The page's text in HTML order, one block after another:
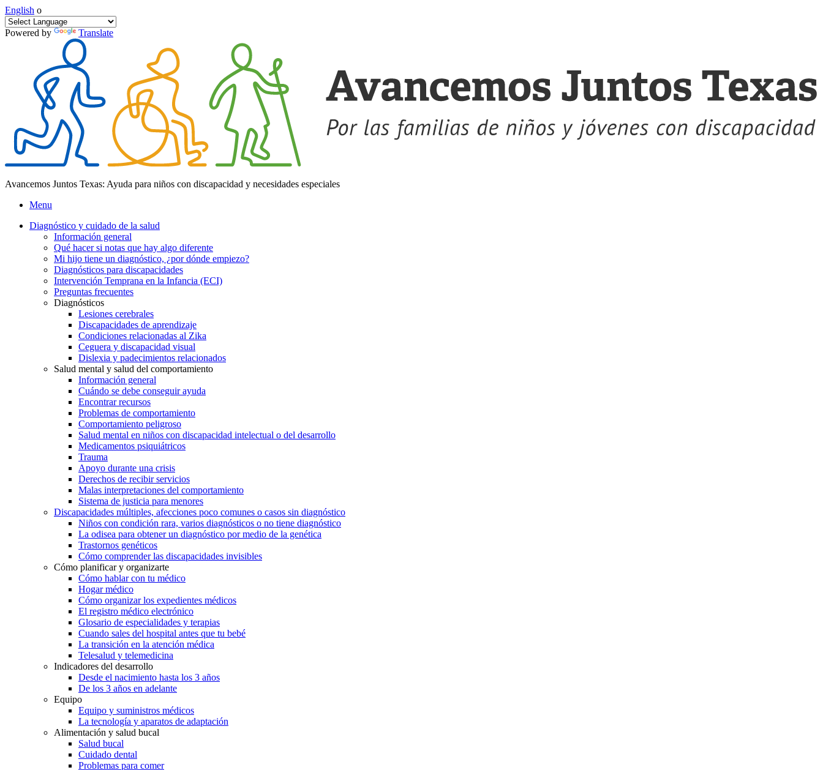
English o
Powered by Translate
Avancemos Juntos Texas: Ayuda para niños con discapacidad y necesidades especiales
Menu
Diagnóstico y cuidado de la salud
Información general
Qué hacer si notas que hay algo diferente
Mi hijo tiene un diagnóstico, ¿por dónde empiezo?
Diagnósticos para discapacidades
Intervención Temprana en la Infancia (ECI)
Preguntas frecuentes
Diagnósticos
Lesiones cerebrales
Discapacidades de aprendizaje
Condiciones relacionadas al Zika
Ceguera y discapacidad visual
Dislexia y padecimientos relacionados
Salud mental y salud del comportamiento
Información general
Cuándo se debe conseguir ayuda
Encontrar recursos
Problemas de comportamiento
Comportamiento peligroso
Salud mental en niños con discapacidad intelectual o del desarrollo
Medicamentos psiquiátricos
Trauma
Apoyo durante una crisis
Derechos de recibir servicios
Malas interpretaciones del comportamiento
Sistema de justicia para menores
Discapacidades múltiples, afecciones poco comunes o casos sin diagnóstico
Niños con condición rara, varios diagnósticos o no tiene diagnóstico
La odisea para obtener un diagnóstico por medio de la genética
Trastornos genéticos
Cómo comprender las discapacidades invisibles
Cómo planificar y organizarte
Cómo hablar con tu médico
Hogar médico
Cómo organizar los expedientes médicos
El registro médico electrónico
Glosario de especialidades y terapias
Cuando sales del hospital antes que tu bebé
La transición en la atención médica
Telesalud y telemedicina
Indicadores del desarrollo
Desde el nacimiento hasta los 3 años
De los 3 años en adelante
Equipo
Equipo y suministros médicos
La tecnología y aparatos de adaptación
Alimentación y salud bucal
Salud bucal
Cuidado dental
Problemas para comer